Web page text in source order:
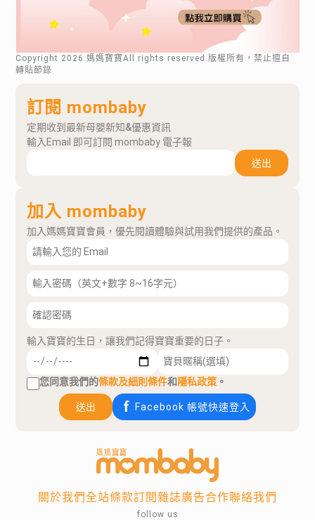
Copyright 2026 .媽媽寶寶All rights reserved.版權所有，禁止擅自
轉貼節錄
訂閱 mombaby
定期收到最新母嬰新知&優惠資訊
輸入Email 即可訂閱 mombaby 電子報
送出
加入 mombaby
加入媽媽寶寶會員，優先閱讀體驗與試用我們提供的產品。
輸入寶寶的生日，讓我們記得寶寶重要的日子。
您同意我們的條款及細則條件和隱私政策 。
送出 Facebook 帳號快速登入
關於我們全站條款訂閱雜誌廣告合作聯絡我們
follow us